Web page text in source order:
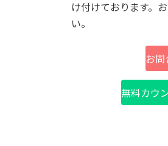
け付けております。
い。
お問
無料カウ